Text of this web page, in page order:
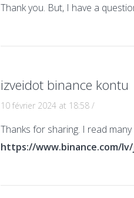
Thank you. But, I have a
izveidot binance kontu
10 février 2024 at 18:58 /
Thanks for sharing. I read
https://www.binance.com/lv/